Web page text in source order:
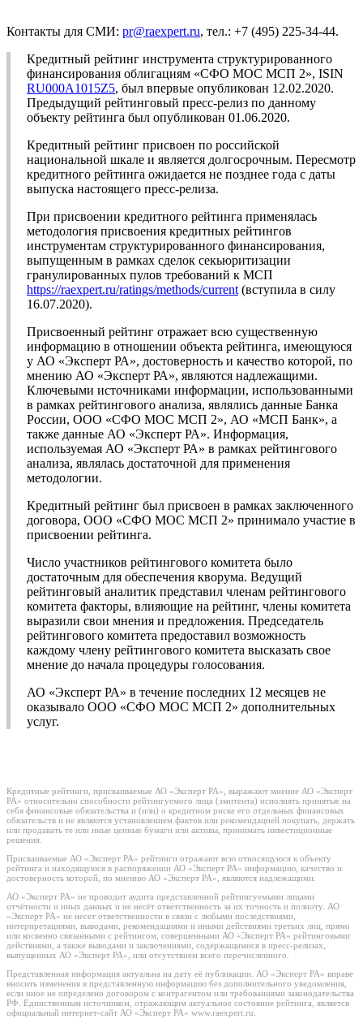
Контакты для СМИ: pr@raexpert.ru, тел.: +7 (495) 225-34-44.
Кредитный рейтинг инструмента структурированного
финансирования облигациям «СФО МОС МСП 2», ISIN
RU000A1015Z5, был впервые опубликован 12.02.2020.
Предыдущий рейтинговый пресс-релиз по данному
объекту рейтинга был опубликован 01.06.2020.
Кредитный рейтинг присвоен по российской
национальной шкале и является долгосрочным. Пересмотр
кредитного рейтинга ожидается не позднее года с даты
выпуска настоящего пресс-релиза.
При присвоении кредитного рейтинга применялась
методология присвоения кредитных рейтингов
инструментам структурированного финансирования,
выпущенным в рамках сделок секьюритизации
гранулированных пулов требований к МСП
https://raexpert.ru/ratings/methods/current (вступила в силу
16.07.2020).
Присвоенный рейтинг отражает всю существенную
информацию в отношении объекта рейтинга, имеющуюся
у АО «Эксперт РА», достоверность и качество которой, по
мнению АО «Эксперт РА», являются надлежащими.
Ключевыми источниками информации, использованными
в рамках рейтингового анализа, являлись данные Банка
России, ООО «СФО МОС МСП 2», АО «МСП Банк», а
также данные АО «Эксперт РА». Информация,
используемая АО «Эксперт РА» в рамках рейтингового
анализа, являлась достаточной для применения
методологии.
Кредитный рейтинг был присвоен в рамках заключенного
договора, ООО «СФО МОС МСП 2» принимало участие в
присвоении рейтинга.
Число участников рейтингового комитета было
достаточным для обеспечения кворума. Ведущий
рейтинговый аналитик представил членам рейтингового
комитета факторы, влияющие на рейтинг, члены комитета
выразили свои мнения и предложения. Председатель
рейтингового комитета предоставил возможность
каждому члену рейтингового комитета высказать свое
мнение до начала процедуры голосования.
АО «Эксперт РА» в течение последних 12 месяцев не
оказывало ООО «СФО МОС МСП 2» дополнительных
услуг.
Кредитные рейтинги, присваиваемые АО «Эксперт РА», выражают мнение АО «Эксперт
РА» относительно способности рейтингуемого лица (эмитента) исполнять принятые на
себя финансовые обязательства и (или) о кредитном риске его отдельных финансовых
обязательств и не являются установлением фактов или рекомендацией покупать, держать
или продавать те или иные ценные бумаги или активы, принимать инвестиционные
решения.
Присваиваемые АО «Эксперт РА» рейтинги отражают всю относящуюся к объекту
рейтинга и находящуюся в распоряжении АО «Эксперт РА» информацию, качество и
достоверность которой, по мнению АО «Эксперт РА», являются надлежащими.
АО «Эксперт РА» не проводит аудита представленной рейтингуемыми лицами
отчётности и иных данных и не несёт ответственность за их точность и полноту. АО
«Эксперт РА» не несет ответственности в связи с любыми последствиями,
интерпретациями, выводами, рекомендациями и иными действиями третьих лиц, прямо
или косвенно связанными с рейтингом, совершенными АО «Эксперт РА» рейтинговыми
действиями, а также выводами и заключениями, содержащимися в пресс-релизах,
выпущенных АО «Эксперт РА», или отсутствием всего перечисленного.
Представленная информация актуальна на дату её публикации. АО «Эксперт РА» вправе
вносить изменения в представленную информацию без дополнительного уведомления,
если иное не определено договором с контрагентом или требованиями законодательства
РФ. Единственным источником, отражающим актуальное состояние рейтинга, является
официальный интернет-сайт АО «Эксперт РА» www.raexpert.ru.